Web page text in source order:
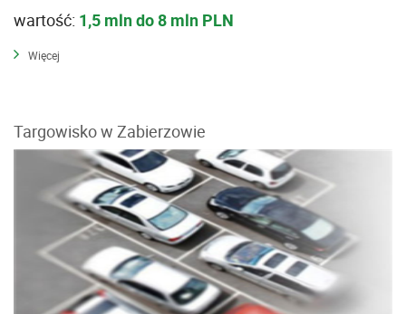
wartość: 1,5 mln do 8 mln PLN
Więcej
Targowisko w Zabierzowie